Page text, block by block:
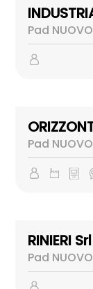
Pad NUOVO
Pad NUOVO
RINIERI Srl
Pad NUOVO